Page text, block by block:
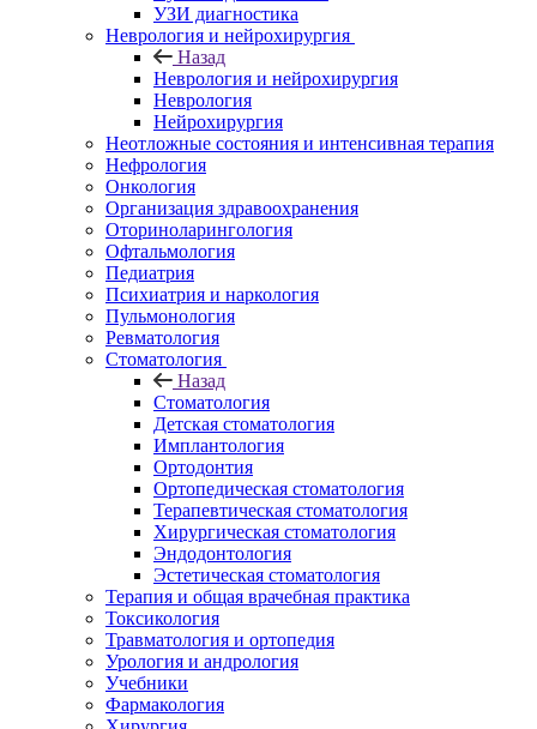
УЗИ диагностика
Неврология и нейрохирургия
Назад
Неврология и нейрохирургия
Неврология
Нейрохирургия
Неотложные состояния и интенсивная терапия
Нефрология
Онкология
Организация здравоохранения
Оториноларингология
Офтальмология
Педиатрия
Психиатрия и наркология
Пульмонология
Ревматология
Стоматология
Назад
Стоматология
Детская стоматология
Имплантология
Ортодонтия
Ортопедическая стоматология
Терапевтическая стоматология
Хирургическая стоматология
Эндодонтология
Эстетическая стоматология
Терапия и общая врачебная практика
Токсикология
Травматология и ортопедия
Урология и андрология
Учебники
Фармакология